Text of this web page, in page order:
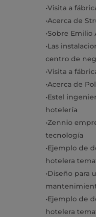
•Visita a
•Acerca de
•Sobre Emilio
•Las
centro de
•Visita a
•Acerca de
•Estel
hotelería
•Zennio
tecnología
•Ejemplo de
hotelera
•Diseño para
•Ejemplo de
hotelera